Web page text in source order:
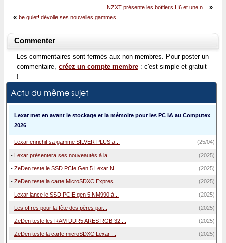
NZXT présente les boîtiers H6 et une n...
»
« be quiet! dévoile ses nouvelles gammes...
Commenter
Les commentaires sont fermés aux non membres. Pour poster un
commentaire, créez un compte membre : c'est simple et gratuit
!
Actu du même sujet
Lexar met en avant le stockage et la mémoire pour les PC IA au Computex
2026
- Lexar enrichit sa gamme SILVER PLUS a... (25/04)
- Lexar présentera ses nouveautés à la ... (2025)
- ZeDen teste le SSD PCIe Gen 5 Lexar N... (2025)
- ZeDen teste la carte MicroSDXC Expres... (2025)
- Lexar lance le SSD PCIE gen 5 NM990 à... (2025)
- Les offres pour la fête des pères par... (2025)
- ZeDen teste les RAM DDR5 ARES RGB 32 ... (2025)
- ZeDen teste la carte microSDXC Lexar ... (2025)